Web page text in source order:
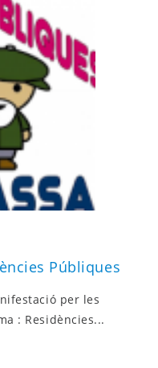
Públiques
per les
: Residències...